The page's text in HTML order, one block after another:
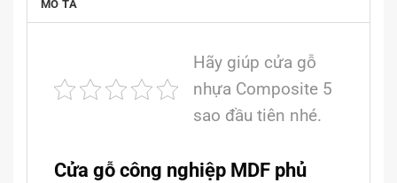
MÔ TẢ
Hãy giúp cửa gỗ
nhựa Composite 5
sao đầu tiên nhé.
Cửa gỗ công nghiệp MDF phủ